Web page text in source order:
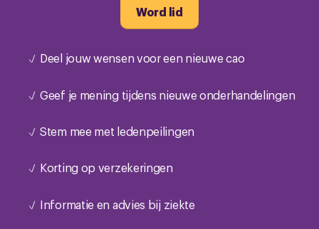
Word lid
Deel jouw wensen voor een nieuwe cao
Geef je mening tijdens nieuwe onderhandelingen
Stem mee met ledenpeilingen
Korting op verzekeringen
Informatie en advies bij ziekte